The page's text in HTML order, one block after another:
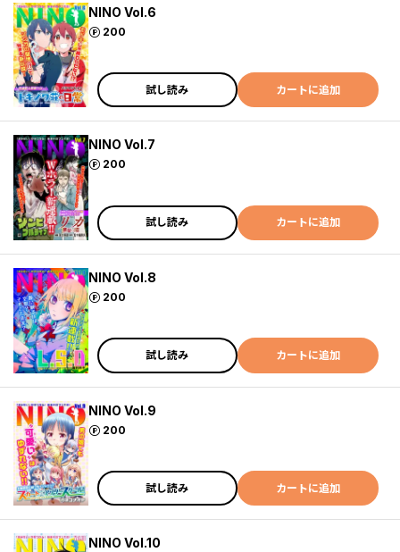
NINO Vol.6
200
ポイント
試し読み カートに追加
NINO Vol.7
200
ポイント
試し読み カートに追加
NINO Vol.8
200
ポイント
試し読み カートに追加
NINO Vol.9
200
ポイント
試し読み カートに追加
NINO Vol.10